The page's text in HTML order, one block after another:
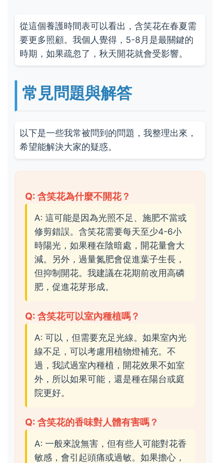
從這個養護時間表可以看出，含笑花在春夏需
要更多照顧。我個人覺得，5-8月是最關鍵的
時期，如果疏忽了，秋天開花就會受影響。
常見問題與解答
以下是一些我常被問到的問題，我整理出來，
希望能解決大家的疑惑。
Q: 含笑花為什麼不開花？
A: 這可能是因為光照不足、施肥不當或
修剪錯誤。含笑花需要每天至少4-6小
時陽光，如果種在陰暗處，開花量會大
減。另外，過量氮肥會促進葉子生長，
但抑制開花。我建議在花期前改用高磷
肥，促進花芽形成。
Q: 含笑花可以室內種植嗎？
A: 可以，但需要充足光線。如果室內光
線不足，可以考慮用植物燈補充。不
過，我試過室內種植，開花效果不如室
外，所以如果可能，還是種在陽台或庭
院更好。
Q: 含笑花的香味對人體有害嗎？
A: 一般來說無害，但有些人可能對花香
敏感，會引起頭痛或過敏。如果擔心，